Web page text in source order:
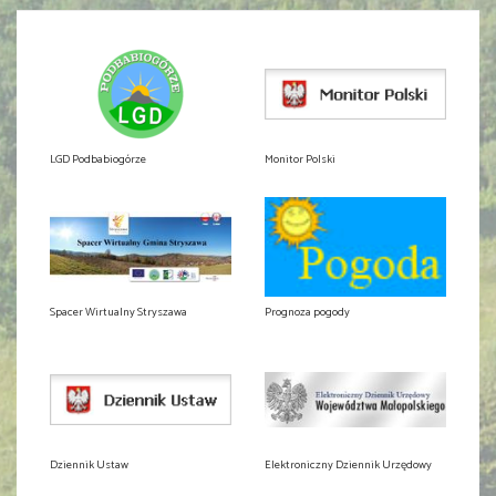
LGD Podbabiogórze Monitor Polski
Spacer Wirtualny Stryszawa Prognoza pogody
Dziennik Ustaw Elektroniczny Dziennik Urzędowy